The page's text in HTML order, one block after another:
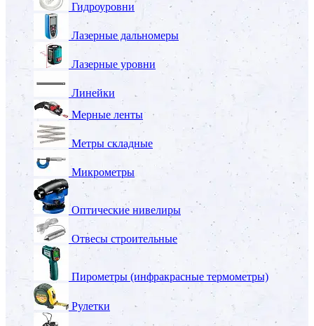
Гидроуровни
Лазерные дальномеры
Лазерные уровни
Линейки
Мерные ленты
Метры складные
Микрометры
Оптические нивелиры
Отвесы строительные
Пирометры (инфракрасные термометры)
Рулетки